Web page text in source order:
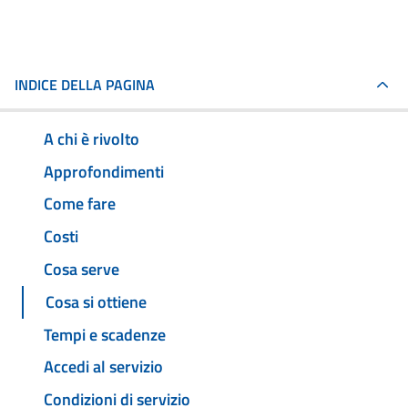
INDICE DELLA PAGINA
A chi è rivolto
Approfondimenti
Come fare
Costi
Cosa serve
Cosa si ottiene
Tempi e scadenze
Accedi al servizio
Condizioni di servizio